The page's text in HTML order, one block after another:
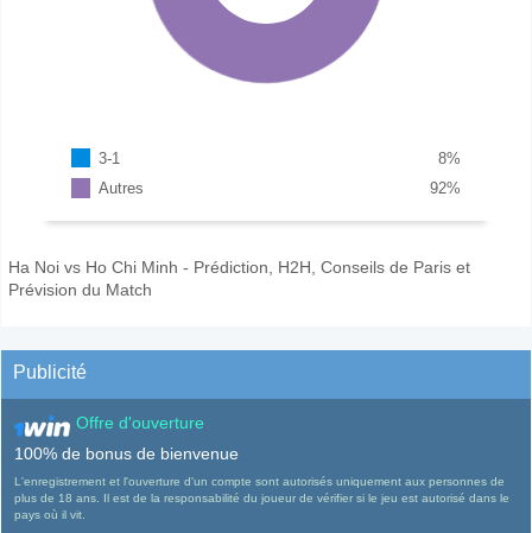
3-1 %
8
Autres
%
92
Ha Noi vs Ho Chi Minh - Prédiction, H2H, Conseils de Paris et
Prévision du Match
Publicité
Offre d'ouverture
100% de bonus de bienvenue
L'enregistrement et l'ouverture d'un compte sont autorisés uniquement aux personnes de
plus de 18 ans. Il est de la responsabilité du joueur de vérifier si le jeu est autorisé dans le
pays où il vit.